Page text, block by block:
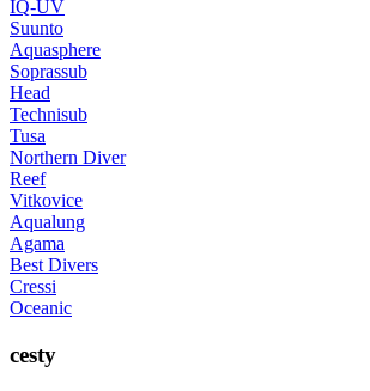
IQ-UV
Suunto
Aquasphere
Soprassub
Head
Technisub
Tusa
Northern Diver
Reef
Vitkovice
Aqualung
Agama
Best Divers
Cressi
Oceanic
cesty